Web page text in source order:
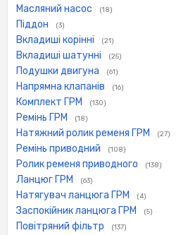
Масляний насос (18)
Піддон (3)
Вкладиші корінні (21)
Вкладиші шатунні (25)
Подушки двигуна (61)
Напрямна клапанів (16)
Комплект ГРМ (130)
Ремінь ГРМ (18)
Натяжний ролик ременя ГРМ (27)
Ремінь приводний (108)
Ролик ременя приводного (138)
Ланцюг ГРМ (63)
Натягувач ланцюга ГРМ (4)
Заспокійник ланцюга ГРМ (5)
Повітряний фільтр (137)